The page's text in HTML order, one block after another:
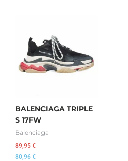
BALENCIAGA TRIPLE
S 17FW
Balenciaga
89,95€
80,96 €